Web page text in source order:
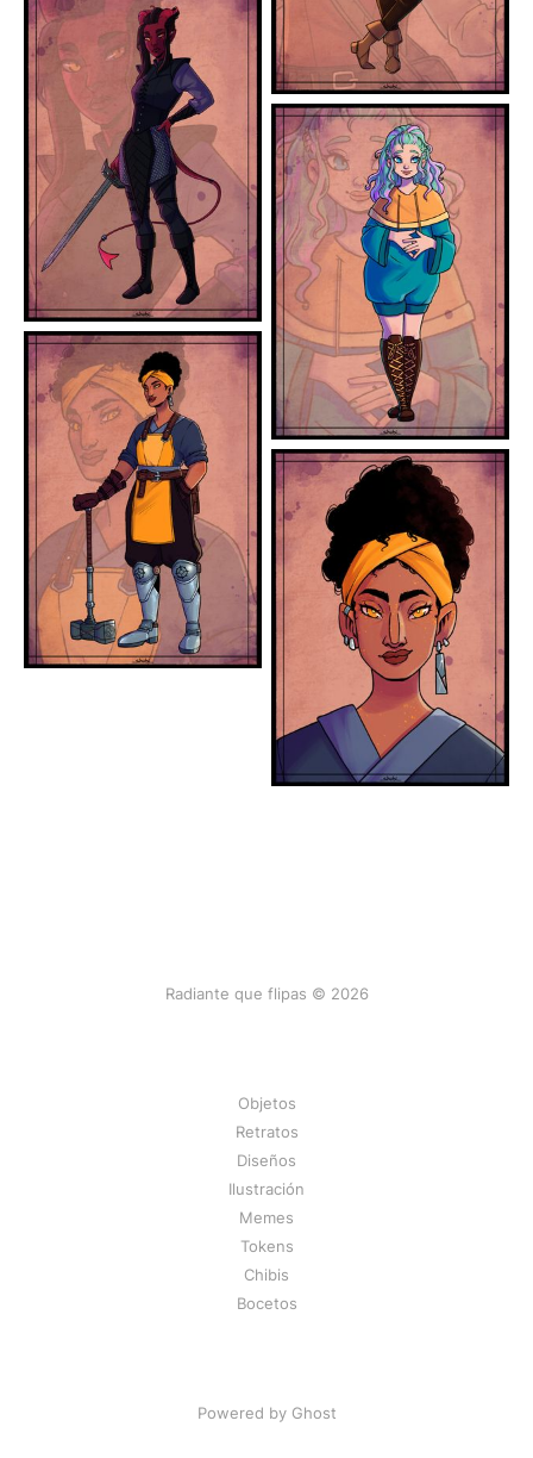
Radiante que flipas © 2026
Objetos
Retratos
Diseños
Ilustración
Memes
Tokens
Chibis
Bocetos
Powered by Ghost